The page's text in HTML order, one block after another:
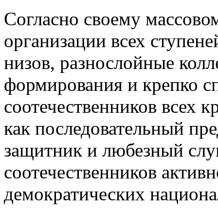
Согласно своему
организации всех
низов, разнослойные
формирования и крепко
соотечественников всех
как последовательный
защитник и любезный
соотечественников
демократических